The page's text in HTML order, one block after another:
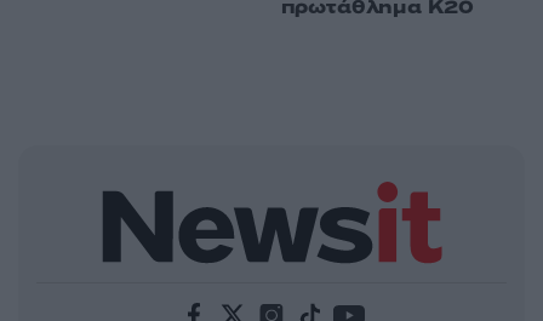
πρωτάθλημα Κ20